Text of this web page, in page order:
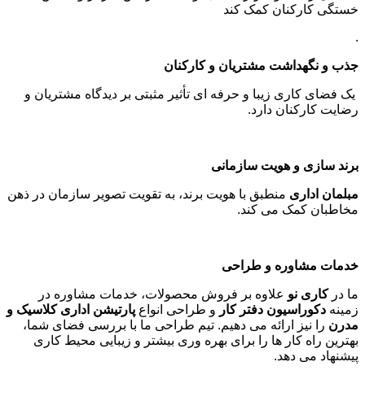
خستگی کارکنان کمک کند
.
جذب و نگهداشت مشتریان و کارکنان
یک فضای کاری زیبا و حرفه ای تأثیر مثبتی بر دیدگاه مشتریان و
رضایت کارکنان دارد.
برند سازی و هویت سازمانی
مبلمان اداری منطبق با هویت برند، به تقویت تصویر سازمان در ذهن
مخاطبان کمک می کند.
خدمات مشاوره و طراحی
ما درکاری نو علاوه بر فروش محصولات، خدمات مشاوره در
زمینه دکوراسیون دفتر کار و طراحی انواع پارتیشن اداری کلاسیک و
مدرن را نیز ارائه می دهیم. تیم طراحی ما با بررسی فضای شما،
بهترین راه کار ها را برای بهره وری بیشتر و زیبایی محیط کاری
پیشنهاد می دهد.